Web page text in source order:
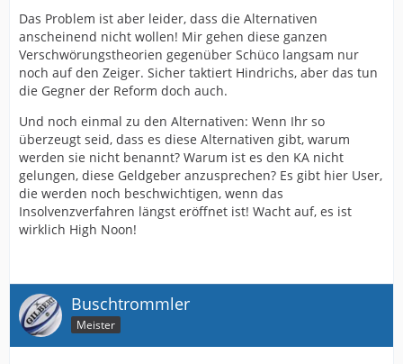
Das Problem ist aber leider, dass die Alternativen
anscheinend nicht wollen! Mir gehen diese ganzen
Verschwörungstheorien gegenüber Schüco langsam nur
noch auf den Zeiger. Sicher taktiert Hindrichs, aber das tun
die Gegner der Reform doch auch.
Und noch einmal zu den Alternativen: Wenn Ihr so
überzeugt seid, dass es diese Alternativen gibt, warum
werden sie nicht benannt? Warum ist es den KA nicht
gelungen, diese Geldgeber anzusprechen? Es gibt hier User,
die werden noch beschwichtigen, wenn das
Insolvenzverfahren längst eröffnet ist! Wacht auf, es ist
wirklich High Noon!
Buschtrommler
Meister